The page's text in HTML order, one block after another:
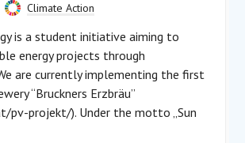
Climate Action
is a student initiative aiming to
energy projects through
are currently implementing the first
“Bruckners Erzbräu”
pv-projekt/). Under the motto „Sun